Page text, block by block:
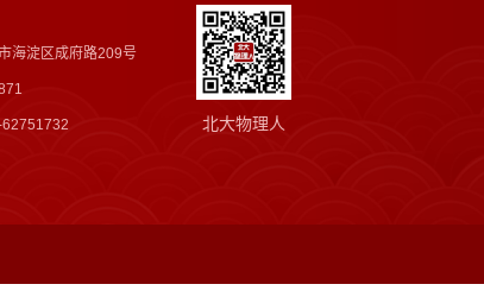
海淀区成府路209号
北大物理人